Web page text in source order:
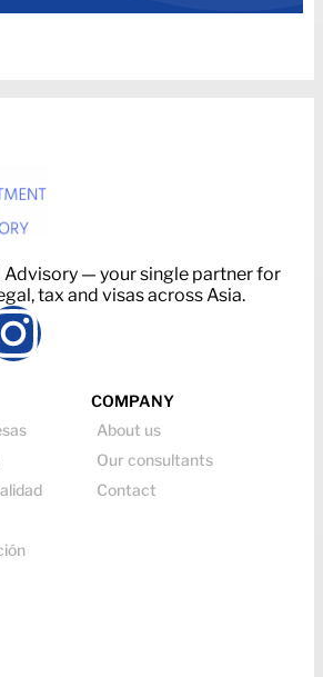
— your single partner for
tax and visas across Asia.
COMPANY
About us
Our consultants
Contact